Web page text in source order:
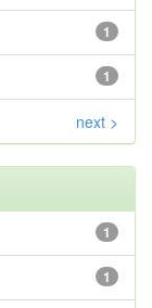
1
1
next >
1
1